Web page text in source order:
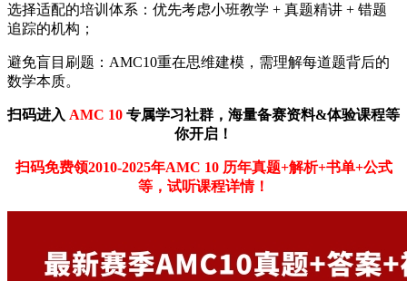
选择适配的培训体系：优先考虑小班教学 + 真题精讲 + 错题
追踪的机构；
避免盲目刷题：AMC10重在思维建模，需理解每道题背后的
数学本质。
扫码进入 AMC 10 专属学习社群，海量备赛资料&体验课程等
你开启！
扫码免费领2010-2025年AMC 10 历年真题+解析+书单+公式
等，试听课程详情！